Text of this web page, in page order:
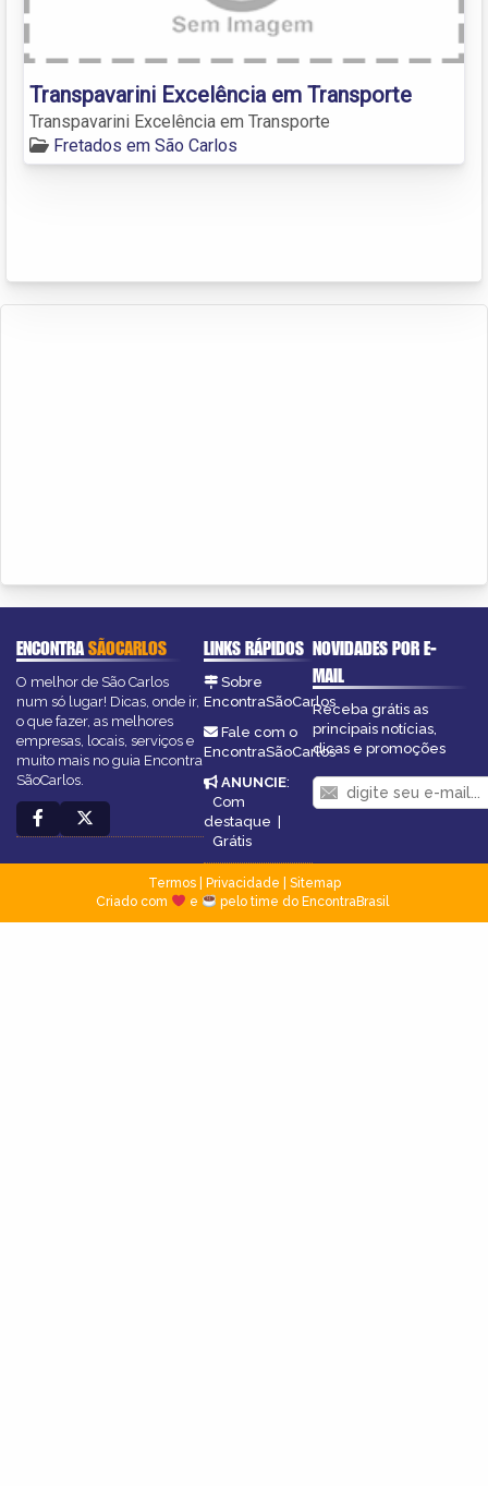
Transpavarini Excelência em Transporte
Transpavarini Excelência em Transporte
Fretados em São Carlos
ENCONTRASÃOCARLOS
O melhor de São Carlos
num só lugar! Dicas, onde ir,
o que fazer, as melhores
empresas, locais, serviços e
muito mais no guia Encontra
SãoCarlos.
LINKS RÁPIDOS
Sobre
EncontraSãoCarlos
Fale com o
EncontraSãoCarlos
ANUNCIE:
Com
destaque |
Grátis
NOVIDADES POR E-
MAIL
Receba grátis as
principais notícias,
dicas e promoções
Termos| Privacidade
Sitemap
Criado com
e pelo time do EncontraBrasil